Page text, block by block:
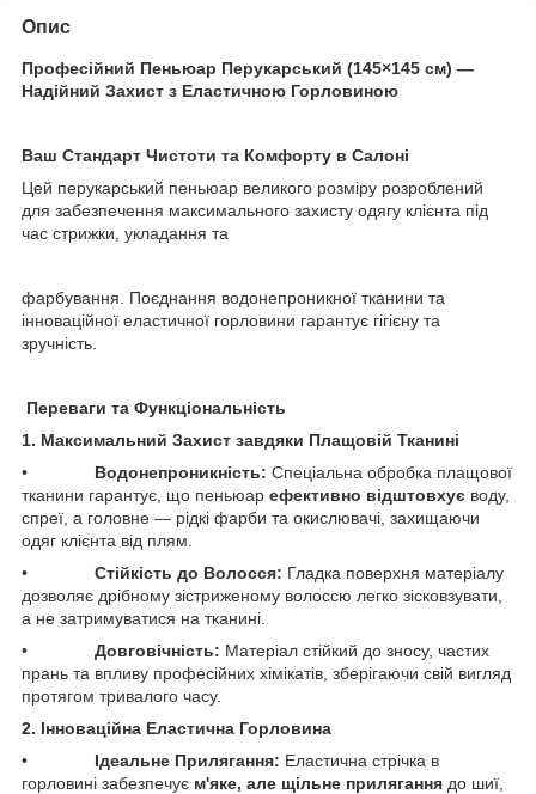
Опис
Професійний Пеньюар Перукарський (145×145 см) —
Надійний Захист з Еластичною Горловиною
​Ваш Стандарт Чистоти та Комфорту в Салоні
​Цей перукарський пеньюар великого розміру розроблений
для забезпечення максимального захисту одягу клієнта під
час стрижки, укладання та
фарбування. Поєднання водонепроникної тканини та
інноваційної еластичної горловини гарантує гігієну та
зручність.
Переваги та Функціональність
1. Максимальний Захист завдяки Плащовій Тканині
• ​ Водонепроникність: Спеціальна обробка плащової
тканини гарантує, що пеньюар ефективно відштовхує воду,
спреї, а головне — рідкі фарби та окислювачі, захищаючи
одяг клієнта від плям.
• ​ Стійкість до Волосся: Гладка поверхня матеріалу
дозволяє дрібному зістриженому волоссю легко зісковзувати,
а не затримуватися на тканині.
• ​ Довговічність: Матеріал стійкий до зносу, частих
прань та впливу професійних хімікатів, зберігаючи свій вигляд
протягом тривалого часу.
2. Інноваційна Еластична Горловина
• ​ Ідеальне Прилягання: Еластична стрічка в
горловині забезпечує м'яке, але щільне прилягання до шиї,